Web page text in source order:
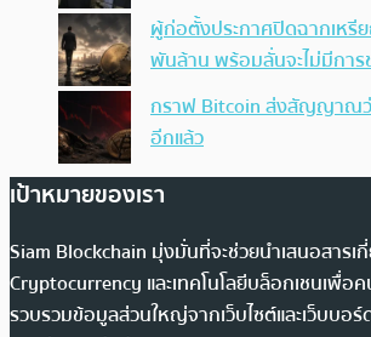
ผู้ก่อตั้งประกาศปิดฉากเหรี
พันล้าน พร้อมลั่นจะไม่มีการ
กราฟ Bitcoin ส่งสัญญาณว่
อีกแล้ว
เป้าหมายของเรา
Siam Blockchain มุ่งมั่นที่จะช่วยนำเสนอสารเ
Cryptocurrency และเทคโนโลยีบล็อกเชนเพื่อค
รวบรวมข้อมูลส่วนใหญ่จากเว็บไซต์และเว็บบอร์